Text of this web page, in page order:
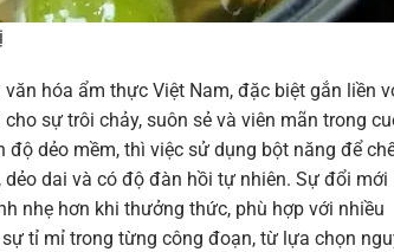
hóa ẩm thực Việt Nam, đặc biệt gắn liền
sự trôi chảy, suôn sẻ và viên mãn trong
dẻo mềm, thì việc sử dụng bột năng để
dai và có độ đàn hồi tự nhiên. Sự đổi mới
nhẹ hơn khi thưởng thức, phù hợp với nhiều
tỉ mỉ trong từng công đoạn, từ lựa chọn